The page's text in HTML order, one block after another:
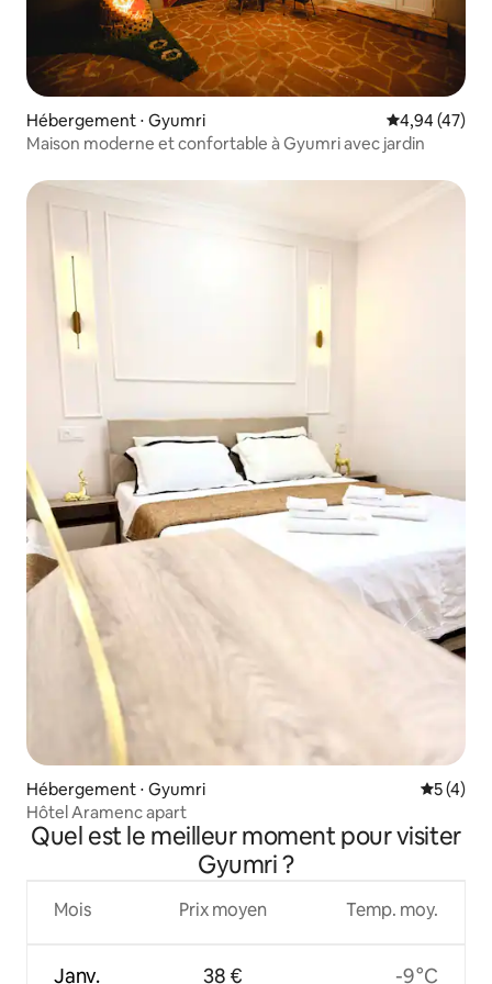
Hébergement ⋅ Gyumri Évaluation
4,94 (47)
Maison moderne et confortable à Gyumri avec jardin
Hébergement ⋅ Gyumri
5 (4)
Hôtel Aramenc apart
Quel est le meilleur moment pour visiter
Gyumri ?
Mois
Janv.
Prix moyen
38 €
Temp. moy.
-9 °C